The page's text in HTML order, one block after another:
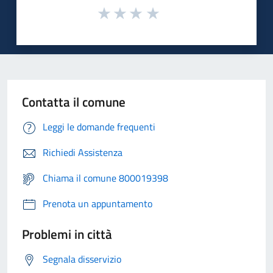
Contatta il comune
Leggi le domande frequenti
Richiedi Assistenza
Chiama il comune 800019398
Prenota un appuntamento
Problemi in città
Segnala disservizio